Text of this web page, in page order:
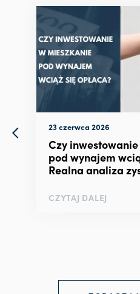
23 czerwca 2026
Czy
pod wynajem
Realna analiza
CZYTAJ DALEJ